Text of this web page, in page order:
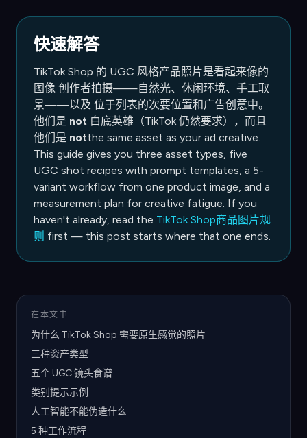
快速解答
TikTok Shop 的 UGC 风格产品照片是看起来像的
图像 创作者拍摄——自然光、休闲环境、手工取
景——以及 位于列表的次要位置和广告创意中。
他们是 not 白底英雄（TikTok 仍然要求），而且
他们是 notthe same asset as your ad creative.
This guide gives you three asset types, five
UGC shot recipes with prompt templates, a 5-
variant workflow from one product image, and a
measurement plan for creative fatigue. If you
haven't already, read the TikTok Shop商品图片规
则 first — this post starts where that one ends.
在本文中
为什么 TikTok Shop 需要原生感觉的照片
三种资产类型
五个 UGC 镜头食谱
类别提示示例
人工智能不能伪造什么
5 种工作流程